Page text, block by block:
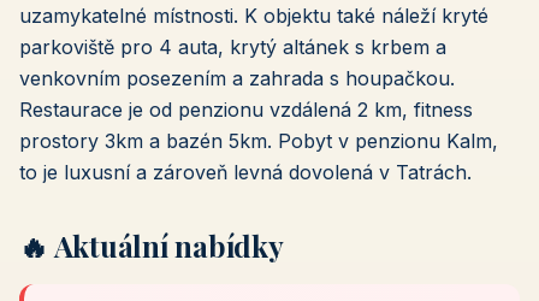
uzamykatelné místnosti. K objektu také náleží kryté
parkoviště pro 4 auta, krytý altánek s krbem a
venkovním posezením a zahrada s houpačkou.
Restaurace je od penzionu vzdálená 2 km, fitness
prostory 3km a bazén 5km. Pobyt v penzionu Kalm,
to je luxusní a zároveň levná dovolená v Tatrách.
🔥 Aktuální nabídky